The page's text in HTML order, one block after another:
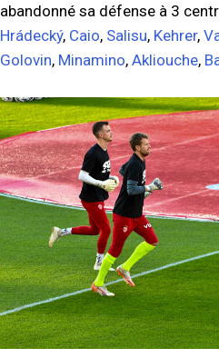
abandonné sa défense à 3
Hrádecký, Caio, Salisu, Kehrer,
Golovin, Minamino, Akliouche,